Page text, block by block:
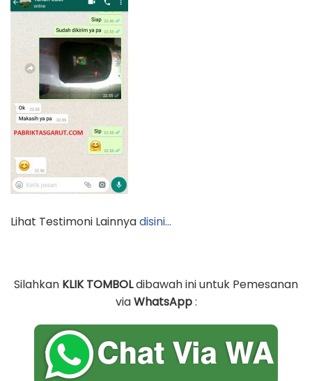
Lihat Testimoni Lainnyadisini…
Silahkan KLIK TOMBOLdibawah ini untuk Pemesanan
viaWhatsApp: